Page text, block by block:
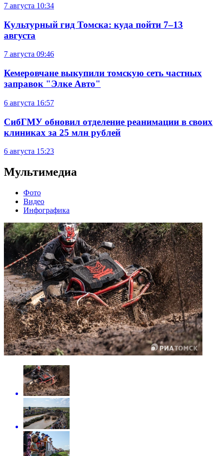
7 августа 10:34
Культурный гид Томска: куда пойти 7–13
августа
7 августа 09:46
Кемеровчане выкупили томскую сеть частных
заправок "Элке Авто"
6 августа 16:57
СибГМУ обновил отделение реанимации в своих
клиниках за 25 млн рублей
6 августа 15:23
Мультимедиа
Фото
Видео
Инфографика